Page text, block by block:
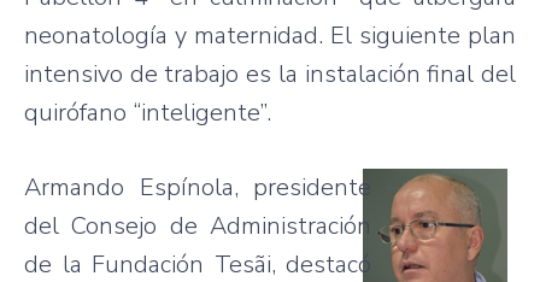
neonatología y maternidad. El siguiente plan
intensivo de trabajo es la instalación final del
quirófano “inteligente”.
Armando Espínola, presidente
del Consejo de Administración
de la Fundación Tesãi, destacó